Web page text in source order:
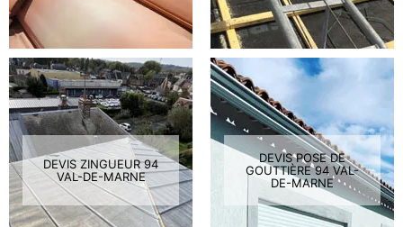
DEVIS ZINGUEUR 94
VAL-DE-MARNE
DEVIS POSE DE
GOUTTIÈRE 94 VAL-
DE-MARNE